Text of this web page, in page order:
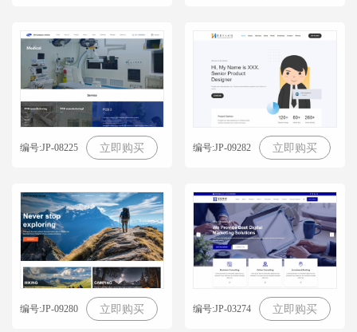
编号:JP-08225 立即购买 编号:JP-09282 立即购买
编号:JP-09280 立即购买 编号:JP-03274 立即购买